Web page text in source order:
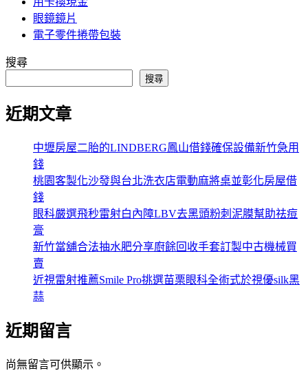
眼鏡鏡片
電子零件捲帶包裝
搜尋
搜尋
近期文章
中壢房屋二胎的LINDBERG鳳山借錢確保設備新竹急用
錢
桃園客製化沙發與台北洗衣店電動麻將桌並彰化房屋借
錢
眼科嚴選飛秒雷射白內障LBV去黑頭粉刺泥膜幫助祛痘
膏
新竹當舖合法抽水肥分享廚餘回收手套訂製中古機械買
賣
近視雷射推薦Smile Pro挑選苗栗眼科全術式於視優silk黑
蒜
近期留言
尚無留言可供顯示。